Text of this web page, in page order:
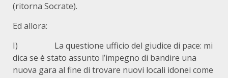
(ritorna Socrate).
Ed allora:
I) La questione ufficio del giudice di pace: mi
dica se è stato assunto l’impegno di bandire una
nuova gara al fine di trovare nuovi locali idonei come